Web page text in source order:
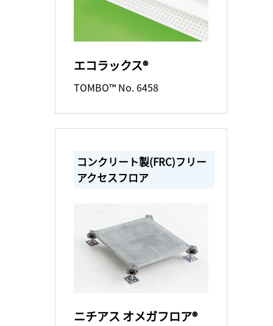
エコラックス®
TOMBO™ No. 6458
コンクリート製(FRC)フリー
アクセスフロア
ニチアス オメガフロア®